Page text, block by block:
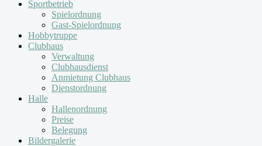
Sportbetrieb
Spielordnung
Gast-Spielordnung
Hobbytruppe
Clubhaus
Verwaltung
Clubhausdienst
Anmietung Clubhaus
Dienstordnung
Halle
Hallenordnung
Preise
Belegung
Bildergalerie